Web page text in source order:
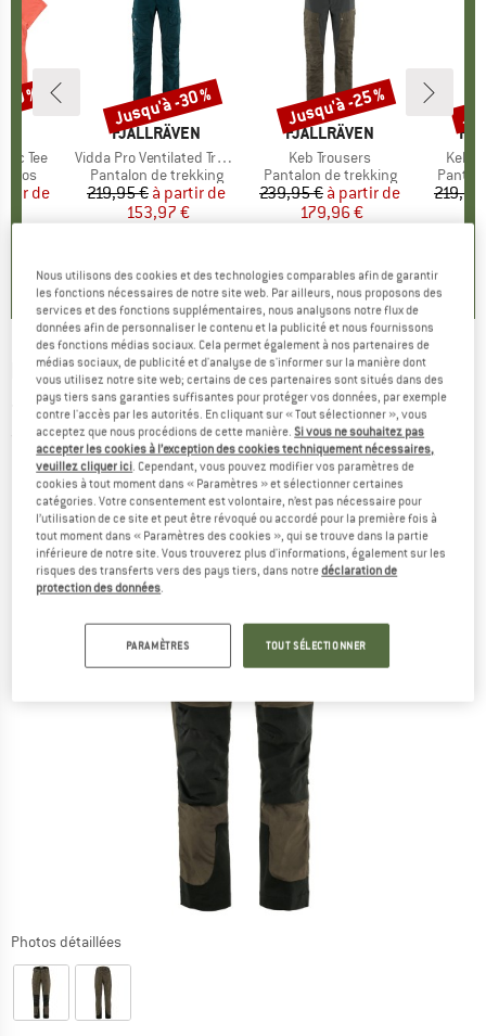
Tee
réduit
de
%
MARQUE
FJÄLLRÄVEN
Article
Vidda Pro Ventilated Trousers
Product group
Pantalon de trekking
Prix
219,95 € Prix réduit
à partir de
153,97 €
4,7(47)
Remise
Jusqu'à -30 %
MARQUE
FJÄLLRÄVEN
Article
Keb Trousers
Product group
Pantalon de trekking
Prix
239,95 € Prix réduit
à partir de
179,96 €
4,6 (47 )
Remise
Jusqu'à -25 %
Article
Keb
FJÄLLRÄVEN -Lappland Pro Stretch Trousers
- Pantalon de trekking
(0)
Photos détaillées
Nous utilisons des cookies et des technologies comparables afin de garantir
les fonctions nécessaires de notre site web. Par ailleurs, nous proposons des
services et des fonctions supplémentaires, nous analysons notre flux de
données afin de personnaliser le contenu et la publicité et nous fournissons
des fonctions médias sociaux. Cela permet également à nos partenaires de
médias sociaux, de publicité et d'analyse de s'informer sur la manière dont
vous utilisez notre site web; certains de ces partenaires sont situés dans des
pays tiers sans garanties suffisantes pour protéger vos données, par exemple
contre l'accès par les autorités. En cliquant sur « Tout sélectionner », vous
acceptez que nous procédions de cette manière.Si vous ne souhaitez pas
accepter les cookies à l’exception des cookies techniquement nécessaires,
veuillez cliquer ici. Cependant, vous pouvez modifier vos paramètres de
cookies à tout moment dans « Paramètres » et sélectionner certaines
catégories. Votre consentement est volontaire, n’est pas nécessaire pour
l’utilisation de ce site et peut être révoqué ou accordé pour la première fois à
tout moment dans « Paramètres des cookies », qui se trouve dans la partie
inférieure de notre site. Vous trouverez plus d'informations, également sur les
risques des transferts vers des pays tiers, dans notredéclaration de
protection des données.
PARAMÈTRES TOUT SÉLECTIONNER